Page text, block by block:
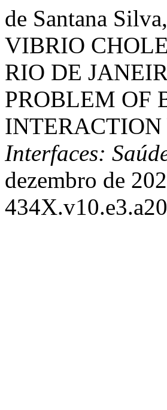
de Santana
VIBRIO
RIO DE
PROBLEM OF
Interfaces:
dezembro de